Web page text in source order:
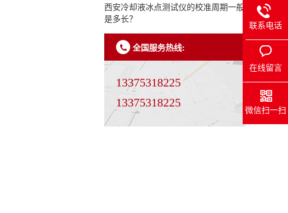
西安冷却液冰点测试仪的校准周期一般
是多长？
全国服务热线:
13375318225
13375318225
联系电话
在线留言
微信扫一扫